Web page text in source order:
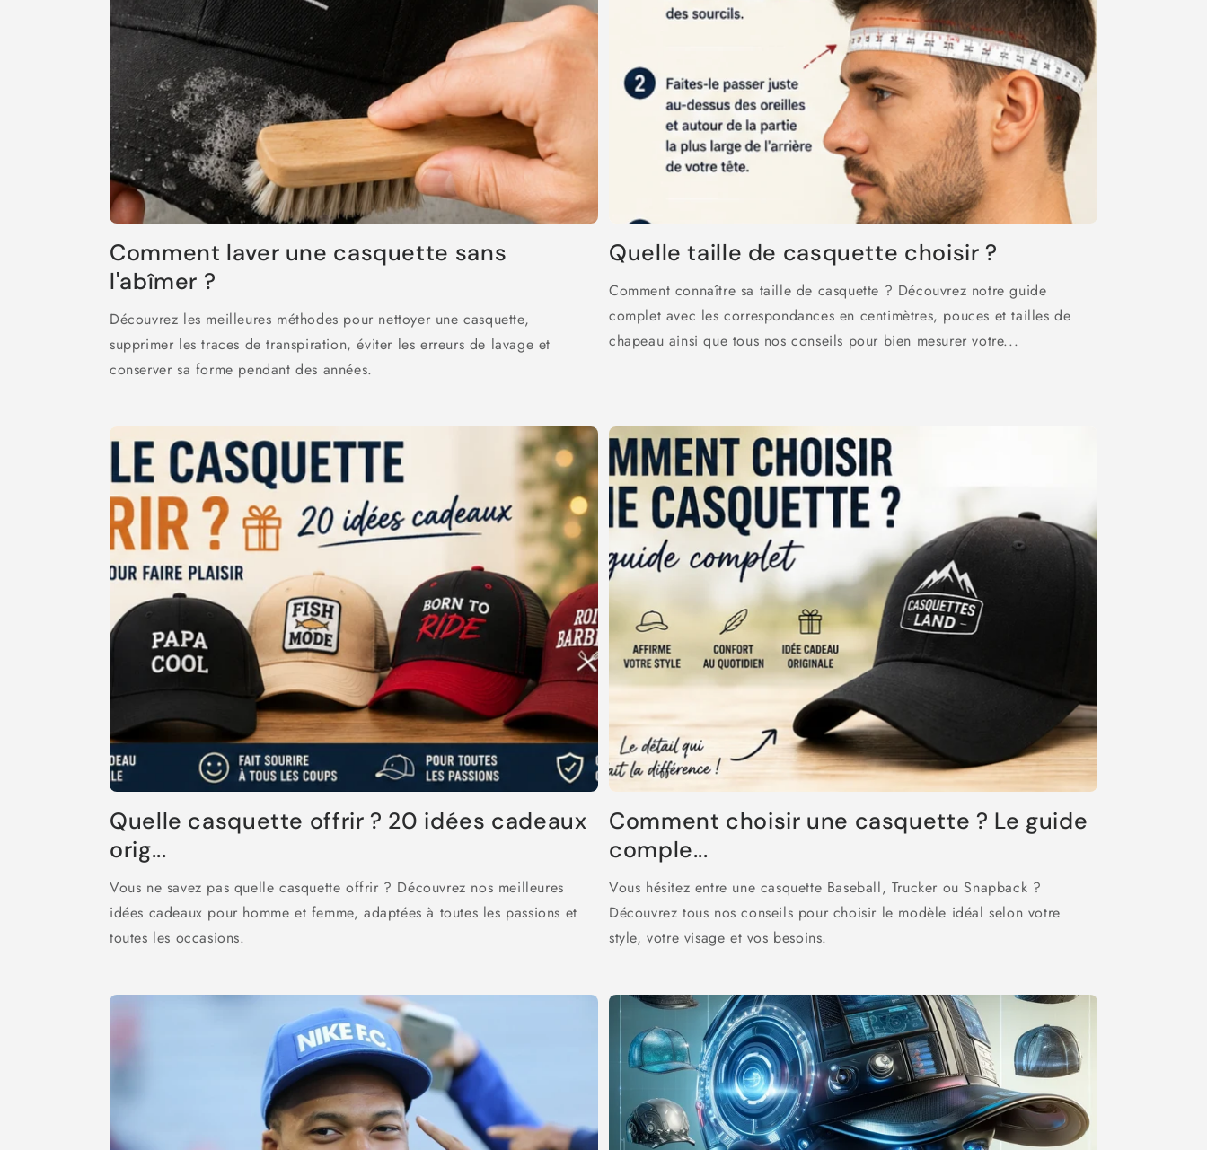
Comment laver une casquette sans
l'abîmer ?
Découvrez les meilleures méthodes pour nettoyer une casquette,
supprimer les traces de transpiration, éviter les erreurs de lavage et
conserver sa forme pendant des années.
Quelle taille de casquette choisir ?
Comment connaître sa taille de casquette ? Découvrez notre guide
complet avec les correspondances en centimètres, pouces et tailles de
chapeau ainsi que tous nos conseils pour bien mesurer votre...
Quelle casquette offrir ? 20 idées cadeaux
orig...
Vous ne savez pas quelle casquette offrir ? Découvrez nos meilleures
idées cadeaux pour homme et femme, adaptées à toutes les passions et
toutes les occasions.
Comment choisir une casquette ? Le guide
comple...
Vous hésitez entre une casquette Baseball, Trucker ou Snapback ?
Découvrez tous nos conseils pour choisir le modèle idéal selon votre
style, votre visage et vos besoins.